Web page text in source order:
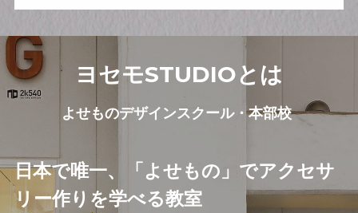
ヨセモSTUDIOとは
よせものデザインスクール・本部校
日本で唯一、「よせもの」でアクセサ
リー作りを学べる教室